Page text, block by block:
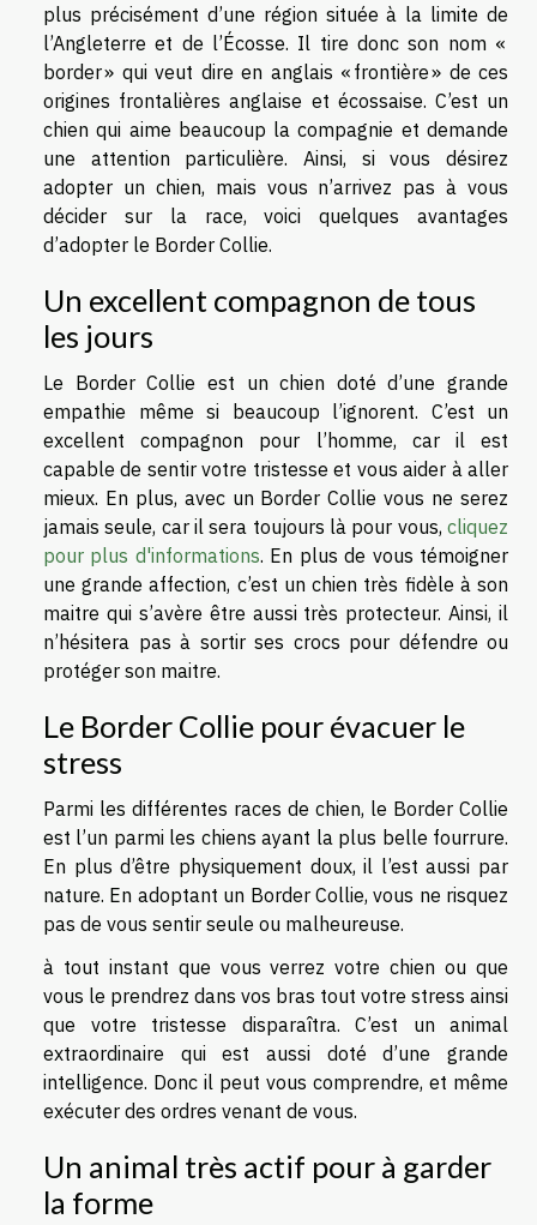
plus précisément d’une région située à la limite de
l’Angleterre et de l’Écosse. Il tire donc son nom «
border » qui veut dire en anglais « frontière » de ces
origines frontalières anglaise et écossaise. C’est un
chien qui aime beaucoup la compagnie et demande
une attention particulière. Ainsi, si vous désirez
adopter un chien, mais vous n’arrivez pas à vous
décider sur la race, voici quelques avantages
d’adopter le Border Collie.
Un excellent compagnon de tous
les jours
Le Border Collie est un chien doté d’une grande
empathie même si beaucoup l’ignorent. C’est un
excellent compagnon pour l’homme, car il est
capable de sentir votre tristesse et vous aider à aller
mieux. En plus, avec un Border Collie vous ne serez
jamais seule, car il sera toujours là pour vous, cliquez
pour plus d'informations. En plus de vous témoigner
une grande affection, c’est un chien très fidèle à son
maitre qui s’avère être aussi très protecteur. Ainsi, il
n’hésitera pas à sortir ses crocs pour défendre ou
protéger son maitre.
Le Border Collie pour évacuer le
stress
Parmi les différentes races de chien, le Border Collie
est l’un parmi les chiens ayant la plus belle fourrure.
En plus d’être physiquement doux, il l’est aussi par
nature. En adoptant un Border Collie, vous ne risquez
pas de vous sentir seule ou malheureuse.
à tout instant que vous verrez votre chien ou que
vous le prendrez dans vos bras tout votre stress ainsi
que votre tristesse disparaîtra. C’est un animal
extraordinaire qui est aussi doté d’une grande
intelligence. Donc il peut vous comprendre, et même
exécuter des ordres venant de vous.
Un animal très actif pour à garder
la forme